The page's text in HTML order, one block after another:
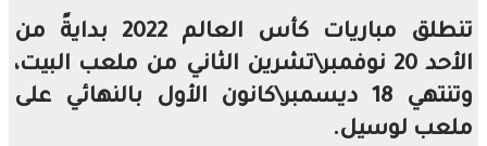
تنطلق مباريات كأس العالم 2022 بدايةً من
الأحد 20 نوفمبر\تشرين الثاني من ملعب البيت،
وتنتهي 18 ديسمبر\كانون الأول بالنهائي على
لوسيل.